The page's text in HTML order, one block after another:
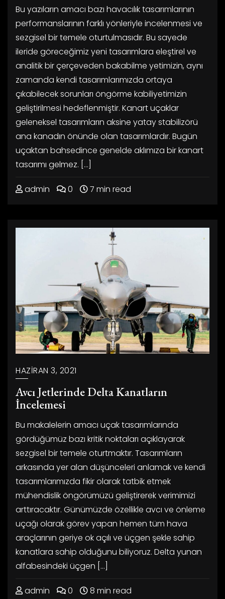
Bu yazıların amacı bazı havacılık tasarımlarının
performanslarının farklı yönleriyle incelenmesi ve
sezgisel bir temele oturtulmasıdır. Bu sayede
ileride göreceğimiz yeni tasarımlara eleştirel ve
analitik bir çerçeveden bakabilme yetimizin, aynı
zamanda kendi tasarımlarımızda ortaya
çıkabilecek sorunları öngörme kabiliyetimizin
geliştirilmesi hedeflenmiştir. Kanart uçaklar
geleneksel tasarımların aksine yatay stabilizörü
ana kanadın önünde olan tasarımlardır. Bugün
uçaktan bahsedince genelde aklımıza bir kanart
tasarımı gelmez. […]
admin 0 7 min read
HAZIRAN 3, 2021
Avcı Jetlerinde Delta Kanatların
İncelemesi
Bu makalelerin amacı uçak tasarımlarında
gördüğümüz bazı kritik noktaları açıklayarak
sezgisel bir temele oturtmaktır. Tasarımların
arkasında yer alan düşünceleri anlamak ve kendi
tasarımlarımızda fikir olarak tatbik etmek
mühendislik öngörümüzü geliştirerek verimimizi
arttıracaktır. Günümüzde özellikle avcı ve önleme
uçağı olarak görev yapan hemen tüm hava
araçlarının geriye ok açılı ve üçgen şekle sahip
kanatlara sahip olduğunu biliyoruz. Delta yunan
alfabesindeki üçgen […]
admin 0 8 min read